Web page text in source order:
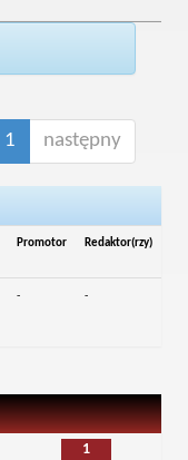
1 następny
Promotor Redaktor(rzy)
- -
1